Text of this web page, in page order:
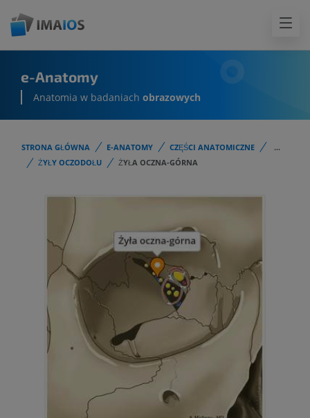
e-Anatomy
Anatomia w badaniach obrazowych
STRONA GŁÓWNA E-ANATOMY CZĘŚCI ANATOMICZNE
...
ŻYŁY OCZODOŁU
ŻYŁA OCZNA-GÓRNA